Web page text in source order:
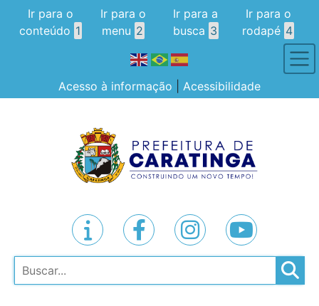
Ir para o
conteúdo 1
Ir para o
menu 2
Ir para a
busca 3
Ir para o
rodapé 4
Acesso à informação Acessibilidade
Pesquisar